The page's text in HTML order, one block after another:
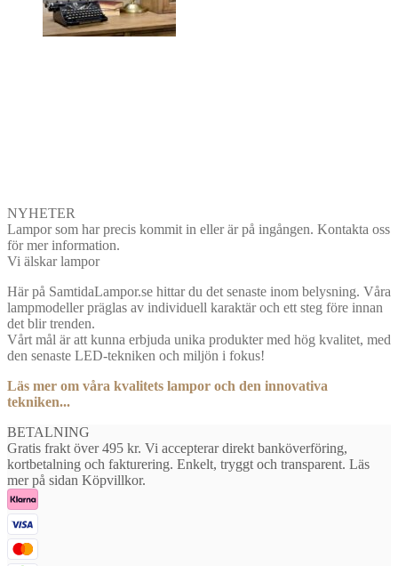
NYHETER
Lampor som har precis kommit in eller är på ingången. Kontakta oss
för mer information.
Vi älskar lampor
Här på SamtidaLampor.se hittar du det senaste inom belysning. Våra
lampmodeller präglas av individuell karaktär och ett steg före innan
det blir trenden.
Vårt mål är att kunna erbjuda unika produkter med hög kvalitet, med
den senaste LED-tekniken och miljön i fokus!
Läs mer om våra kvalitets lampor och den innovativa
tekniken...
BETALNING
Gratis frakt över 495 kr. Vi accepterar direkt banköverföring,
kortbetalning och fakturering. Enkelt, tryggt och transparent. Läs
mer på sidan Köpvillkor.